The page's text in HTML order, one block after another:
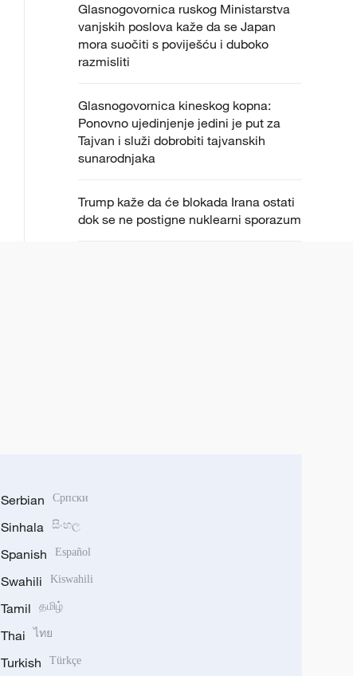
Glasnogovornica ruskog Ministarstva
vanjskih poslova kaže da se Japan
mora suočiti s poviješću i duboko
razmisliti
Glasnogovornica kineskog kopna:
Ponovno ujedinjenje jedini je put za
Tajvan i služi dobrobiti tajvanskih
sunarodnjaka
Trump kaže da će blokada Irana ostati
dok se ne postigne nuklearni sporazum
Serbian Српски
Sinhala සිංහල
Spanish Español
Swahili Kiswahili
Tamil தமிழ்
Thai ไทย
Turkish Türkçe